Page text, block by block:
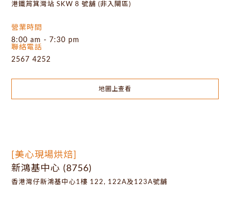
港鐵筲箕灣站 SKW 8 號舖 (非入閘區)
營業時間
8:00 am - 7:30 pm
聯絡電話
2567 4252
地圖上查看
[美心現場烘焙]
新鴻基中心 (8756)
香港灣仔新鴻基中心1樓 122, 122A及123A號舖